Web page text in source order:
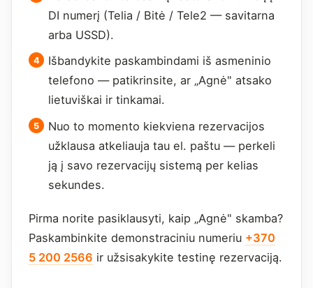
DI numerį (Telia / Bitė / Tele2 — savitarna
arba USSD).
Išbandykite paskambindami iš asmeninio
telefono — patikrinsite, ar „Agnė" atsako
lietuviškai ir tinkamai.
Nuo to momento kiekviena rezervacijos
užklausa atkeliauja tau el. paštu — perkeli
ją į savo rezervacijų sistemą per kelias
sekundes.
Pirma norite pasiklausyti, kaip „Agnė" skamba?
Paskambinkite demonstraciniu numeriu +370
5 200 2566 ir užsisakykite testinę rezervaciją.